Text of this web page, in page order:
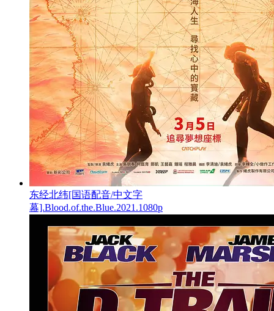
东经北纬[国语配音/中文字
幕].Blood.of.the.Blue.2021.1080p